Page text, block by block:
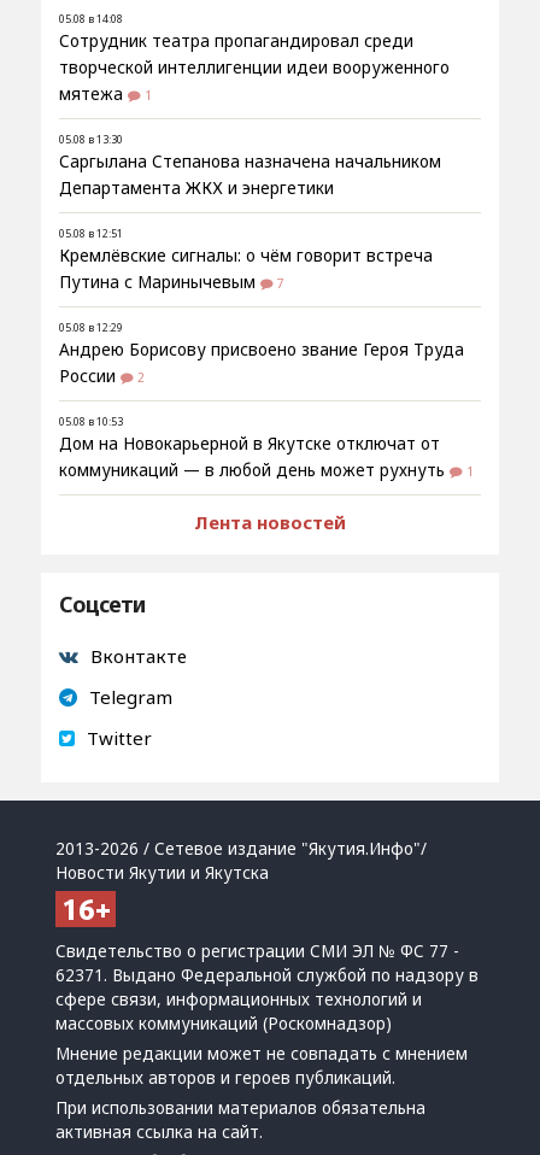
05.08 в 14:08
Сотрудник театра пропагандировал среди
творческой интеллигенции идеи вооруженного
мятежа
1
05.08 в 13:30
Саргылана Степанова назначена начальником
Департамента ЖКХ и энергетики
05.08 в 12:51
Кремлёвские сигналы: о чём говорит встреча
Путина с Маринычевым
7
05.08 в 12:29
Андрею Борисову присвоено звание Героя Труда
России
2
05.08 в 10:53
Дом на Новокарьерной в Якутске отключат от
коммуникаций — в любой день может рухнуть
1
Лента новостей
Соцсети
Вконтакте
Telegram
Twitter
2013-2026 / Сетевое издание "Якутия.Инфо"/
Новости Якутии и Якутска
Свидетельство о регистрации СМИ ЭЛ № ФС 77 -
62371. Выдано Федеральной службой по надзору в
сфере связи, информационных технологий и
массовых коммуникаций (Роскомнадзор)
Мнение редакции может не совпадать с мнением
отдельных авторов и героев публикаций.
При использовании материалов обязательна
активная ссылка на сайт.